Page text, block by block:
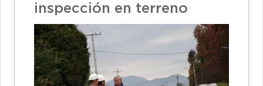
inspección en terreno